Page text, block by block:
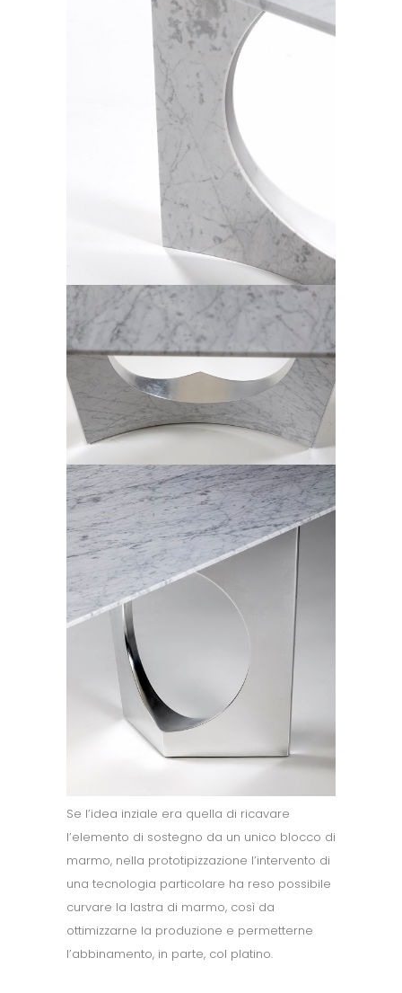
Se l’idea inziale era quella di ricavare
l’elemento di sostegno da un unico blocco di
marmo, nella prototipizzazione l’intervento di
una tecnologia particolare ha reso possibile
curvare la lastra di marmo, così da
ottimizzarne la produzione e permetterne
l’abbinamento, in parte, col platino.